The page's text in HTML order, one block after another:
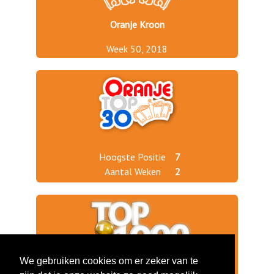
Oranje Kroon
Week 50, 2018
Hoogste Positie
7
Aantal Weken
2
We gebruiken cookies om er zeker van te